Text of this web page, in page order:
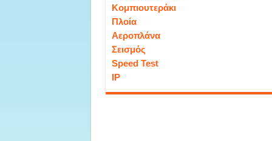
Κομπιουτεράκι
Πλοία
Αεροπλάνα
Σεισμός
Speed Test
IP